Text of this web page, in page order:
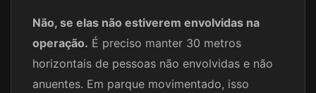
Não, se elas não estiverem envolvidas na
operação. É preciso manter 30 metros
horizontais de pessoas não envolvidas e não
anuentes. Em parque movimentado, isso